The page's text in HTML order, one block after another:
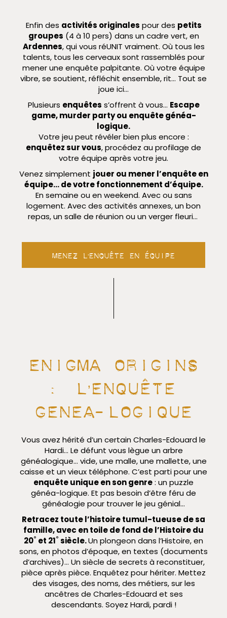
Enfin des activités originales pour des petits
groupes (4 à 10 pers) dans un cadre vert, en
Ardennes, qui vous réUNIT vraiment. Où tous les
talents, tous les cerveaux sont rassemblés pour
mener une enquête palpitante. Où votre équipe
vibre, se soutient, réfléchit ensemble, rit… Tout se
joue ici…
Plusieurs enquêtes s’offrent à vous… Escape
game, murder party ou enquête généa-
logique.
Votre jeu peut révéler bien plus encore :
enquêtez sur vous, procédez au profilage de
votre équipe après votre jeu.
Venez simplement jouer ou mener l’enquête en
équipe… de votre fonctionnement d’équipe.
En semaine ou en weekend. Avec ou sans
logement. Avec des activités annexes, un bon
repas, un salle de réunion ou un verger fleuri…
Menez l’enquête en équipe
Enigma origins
: l’enquête
gEnEa-logique
Vous avez hérité d’un certain Charles-Edouard le
Hardi… Le défunt vous lègue un arbre
généalogique… vide, une malle, une mallette, une
caisse et un vieux téléphone. C’est parti pour une
enquête unique en son genre: un puzzle
généa-logique. Et pas besoin d’être féru de
généalogie pour trouver le jeu génial…
Retracez toute l’histoire tumul-tueuse de sa
famille, avec en toile de fond de l’Histoire du
20˚ et 21˚ siècle.Un plongeon dans l’Histoire, en
sons, en photos d’époque, en textes (documents
d’archives)… Un siècle de secrets à reconstituer,
pièce après pièce. Enquêtez pour hériter. Mettez
des visages, des noms, des métiers, sur les
ancêtres de Charles-Edouard et ses
descendants. Soyez Hardi, pardi !